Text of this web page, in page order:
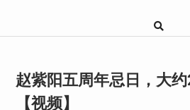
赵紫阳五周年忌日，大
【视频】